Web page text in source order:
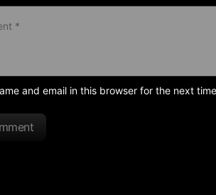
and email in this browser for the next